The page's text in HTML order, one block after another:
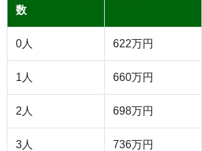
数
0人 622万円
1人 660万円
2人 698万円
3人 736万円